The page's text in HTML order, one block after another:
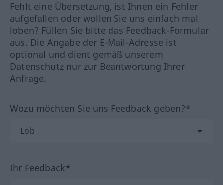
Fehlt eine Übersetzung, ist Ihnen ein Fehler
aufgefallen oder wollen Sie uns einfach mal
loben? Füllen Sie bitte das Feedback-Formular
aus. Die Angabe der E-Mail-Adresse ist
optional und dient gemäß unserem
Datenschutz nur zur Beantwortung Ihrer
Anfrage.
Wozu möchten Sie uns Feedback geben?*
Ihr Feedback*